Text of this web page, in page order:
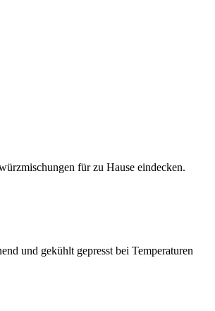
für zu Hause eindecken.
und gekühlt gepresst bei Temperaturen